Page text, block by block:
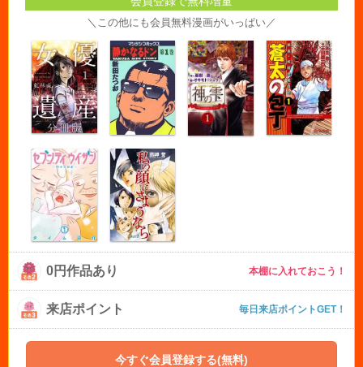
＼この他にも会員無料漫画がいっぱい／
0円作品あり 本棚に入れておこう！
来店ポイント 毎日来店ポイントGET！
今すぐ会員登録する(無料)